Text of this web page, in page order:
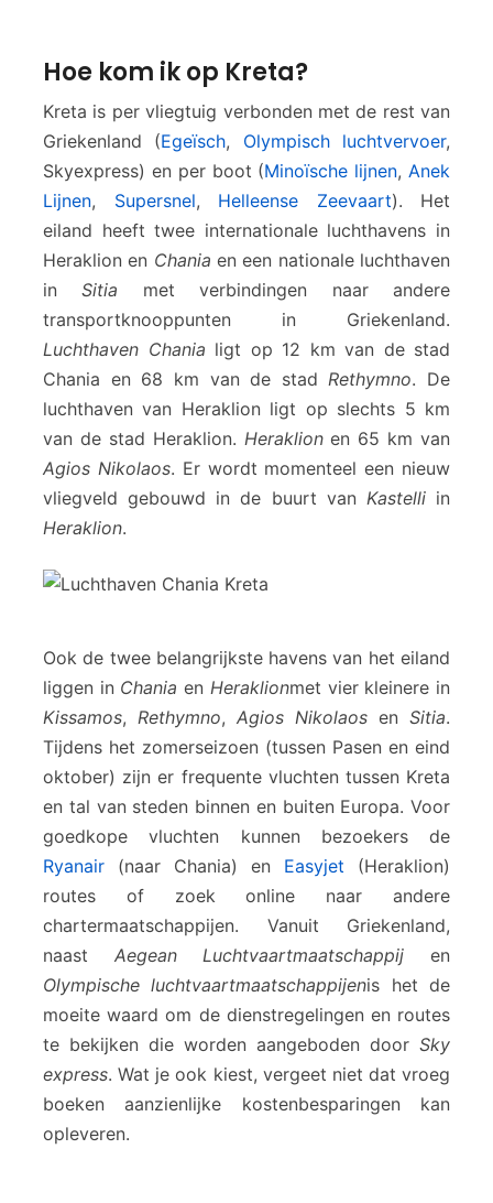
Hoe kom ik op Kreta?
Kreta is per vliegtuig verbonden met de rest van
Griekenland (Egeïsch, Olympisch luchtvervoer,
Skyexpress) en per boot (Minoïsche lijnen,Anek
Lijnen, Supersnel, Helleense Zeevaart). Het
eiland heeft twee internationale luchthavens in
Heraklion en Chania en een nationale luchthaven
inSitia met verbindingen naar andere
transportknooppunten in Griekenland.
Luchthaven Chania ligt op 12 km van de stad
Chania en 68 km van de stadRethymno. De
luchthaven van Heraklion ligt op slechts 5 km
van de stad Heraklion. Heraklionen 65 km van
Agios Nikolaos. Er wordt momenteel een nieuw
vliegveld gebouwd in de buurt van Kastelliin
Heraklion.
Ook de twee belangrijkste havens van het eiland
liggen in Chania en Heraklionmet vier kleinere in
Kissamos, Rethymno, Agios Nikolaos en Sitia.
Tijdens het zomerseizoen (tussen Pasen en eind
oktober) zijn er frequente vluchten tussen Kreta
en tal van steden binnen en buiten Europa. Voor
goedkope vluchten kunnen bezoekers de
Ryanair (naar Chania) en Easyjet (Heraklion)
routes of zoek online naar andere
chartermaatschappijen. Vanuit Griekenland,
naast Aegean Luchtvaartmaatschappij en
Olympische luchtvaartmaatschappijenis het de
moeite waard om de dienstregelingen en routes
te bekijken die worden aangeboden door Sky
express. Wat je ook kiest, vergeet niet dat vroeg
boeken aanzienlijke kostenbesparingen kan
opleveren.